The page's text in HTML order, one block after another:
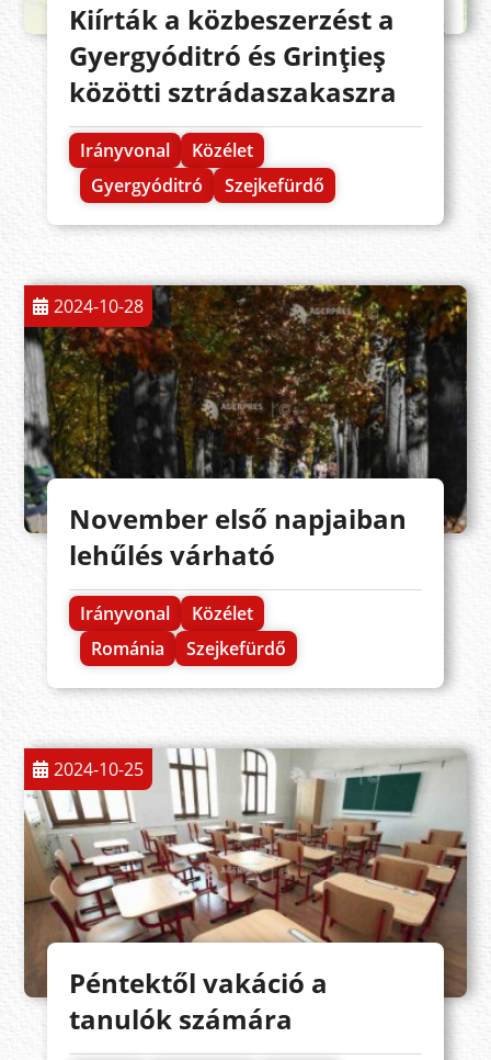
Kiírták a közbeszerzést a
Gyergyóditró és Grinţieş
közötti sztrádaszakaszra
Irányvonal
Közélet
Gyergyóditró
Szejkefürdő
2024-10-28
November első napjaiban
lehűlés várható
Irányvonal
Közélet
Románia
Szejkefürdő
2024-10-25
Péntektől vakáció a
tanulók számára